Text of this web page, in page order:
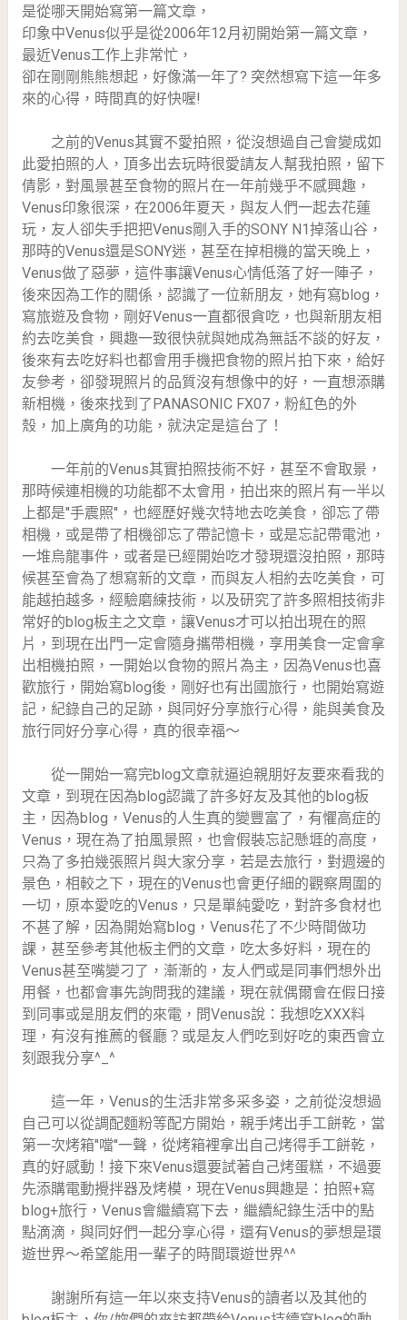
是從哪天開始寫第一篇文章，
印象中Venus似乎是從2006年12月初開始第一篇文章，
最近Venus工作上非常忙，
卻在剛剛熊熊想起，好像滿一年了? 突然想寫下這一年多
來的心得，時間真的好快喔!
之前的Venus其實不愛拍照，從沒想過自己會變成如
此愛拍照的人，頂多出去玩時很愛請友人幫我拍照，留下
倩影，對風景甚至食物的照片在一年前幾乎不感興趣，
Venus印象很深，在2006年夏天，與友人們一起去花蓮
玩，友人卻失手把把Venus剛入手的SONY N1掉落山谷，
那時的Venus還是SONY迷，甚至在掉相機的當天晚上，
Venus做了惡夢，這件事讓Venus心情低落了好一陣子，
後來因為工作的關係，認識了一位新朋友，她有寫blog，
寫旅遊及食物，剛好Venus一直都很貪吃，也與新朋友相
約去吃美食，興趣一致很快就與她成為無話不談的好友，
後來有去吃好料也都會用手機把食物的照片拍下來，給好
友參考，卻發現照片的品質沒有想像中的好，一直想添購
新相機，後來找到了PANASONIC FX07，粉紅色的外
殼，加上廣角的功能，就決定是這台了！
一年前的Venus其實拍照技術不好，甚至不會取景，
那時候連相機的功能都不太會用，拍出來的照片有一半以
上都是''手震照''，也經歷好幾次特地去吃美食，卻忘了帶
相機，或是帶了相機卻忘了帶記憶卡，或是忘記帶電池，
一堆烏龍事件，或者是已經開始吃才發現還沒拍照，那時
候甚至會為了想寫新的文章，而與友人相約去吃美食，可
能越拍越多，經驗磨練技術，以及研究了許多照相技術非
常好的blog板主之文章，讓Venus才可以拍出現在的照
片，到現在出門一定會隨身攜帶相機，享用美食一定會拿
出相機拍照，一開始以食物的照片為主，因為Venus也喜
歡旅行，開始寫blog後，剛好也有出國旅行，也開始寫遊
記，紀錄自己的足跡，與同好分享旅行心得，能與美食及
旅行同好分享心得，真的很幸福～
從一開始一寫完blog文章就逼迫親朋好友要來看我的
文章，到現在因為blog認識了許多好友及其他的blog板
主，因為blog，Venus的人生真的變豐富了，有懼高症的
Venus，現在為了拍風景照，也會假裝忘記懸堐的高度，
只為了多拍幾張照片與大家分享，若是去旅行，對週邊的
景色，相較之下，現在的Venus也會更仔細的觀察周圍的
一切，原本愛吃的Venus，只是單純愛吃，對許多食材也
不甚了解，因為開始寫blog，Venus花了不少時間做功
課，甚至參考其他板主們的文章，吃太多好料，現在的
Venus甚至嘴變刁了，漸漸的，友人們或是同事們想外出
用餐，也都會事先詢問我的建議，現在就偶爾會在假日接
到同事或是朋友們的來電，問Venus說：我想吃XXX料
理，有沒有推薦的餐廳？或是友人們吃到好吃的東西會立
刻跟我分享^_^
這一年，Venus的生活非常多采多姿，之前從沒想過
自己可以從調配麵粉等配方開始，親手烤出手工餅乾，當
第一次烤箱''噹''一聲，從烤箱裡拿出自己烤得手工餅乾，
真的好感動！接下來Venus還要試著自己烤蛋糕，不過要
先添購電動攪拌器及烤模，現在Venus興趣是：拍照+寫
blog+旅行，Venus會繼續寫下去，繼續紀錄生活中的點
點滴滴，與同好們一起分享心得，還有Venus的夢想是環
遊世界～希望能用一輩子的時間環遊世界^^
謝謝所有這一年以來支持Venus的讀者以及其他的